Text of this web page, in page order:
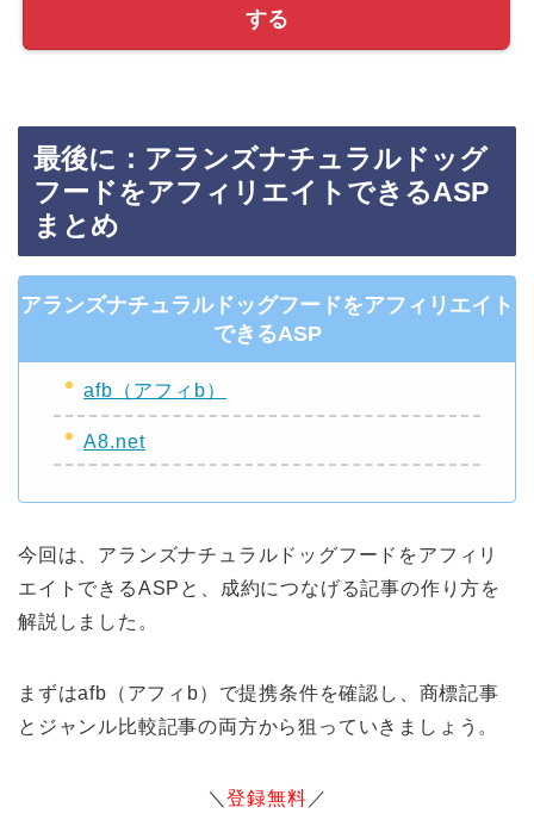
する
最後に：アランズナチュラルドッグ
フードをアフィリエイトできるASP
まとめ
アランズナチュラルドッグフードをアフィリエイト
できるASP
afb（アフィb）
A8.net
今回は、アランズナチュラルドッグフードをアフィリ
エイトできるASPと、成約につなげる記事の作り方を
解説しました。
まずはafb（アフィb）で提携条件を確認し、商標記事
とジャンル比較記事の両方から狙っていきましょう。
＼登録無料 ／